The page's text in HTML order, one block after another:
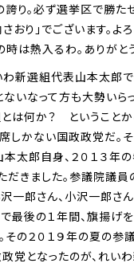
誇り。必ず選挙区で勝た
おり」でございます。よ
時は熱入るわ。ありがと
わ新選組代表山本太郎で
いなって方も大勢いら
は何か？ ということか
席しかない国政政党だ。
本太郎自身、２０１３年
だきました。参議院議員
沢一郎さん、小沢一郎さ
で最後の１年間、旗揚げ
その２０１９年の夏の
政党となったのが、れい